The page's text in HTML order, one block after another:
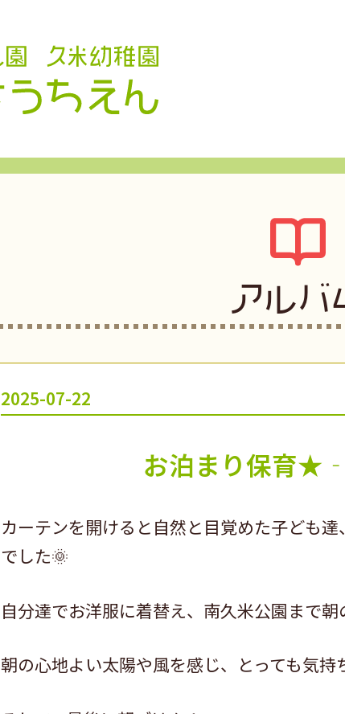
アルバ
2025-07-22
お泊まり保育
カーテンを開けると自然と目覚めた子ども
でした🌞
自分達でお洋服に着替え、南久米公園まで
朝の心地よい太陽や風を感じ、とっても気持